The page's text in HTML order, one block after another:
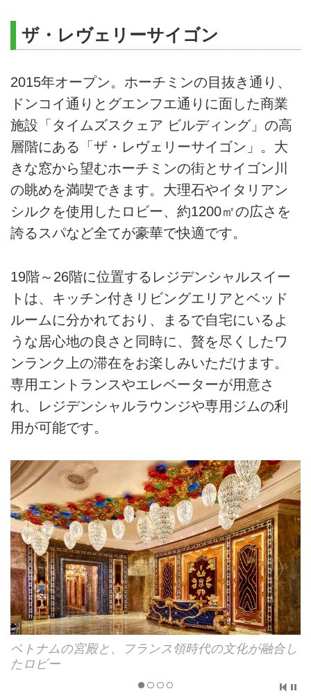
ザ・レヴェリーサイゴン
2015年オープン。ホーチミンの目抜き通り、
ドンコイ通りとグエンフエ通りに面した商業
施設「タイムズスクェア ビルディング」の高
層階にある「ザ・レヴェリーサイゴン」。大
きな窓から望むホーチミンの街とサイゴン川
の眺めを満喫できます。大理石やイタリアン
シルクを使用したロビー、約1200㎡の広さを
誇るスパなど全てが豪華で快適です。
19階～26階に位置するレジデンシャルスイー
トは、キッチン付きリビングエリアとベッド
ルームに分かれており、まるで自宅にいるよ
うな居心地の良さと同時に、贅を尽くしたワ
ンランク上の滞在をお楽しみいただけます。
専用エントランスやエレベーターが用意さ
れ、レジデンシャルラウンジや専用ジムの利
用が可能です。
美術館のようなロビー別間